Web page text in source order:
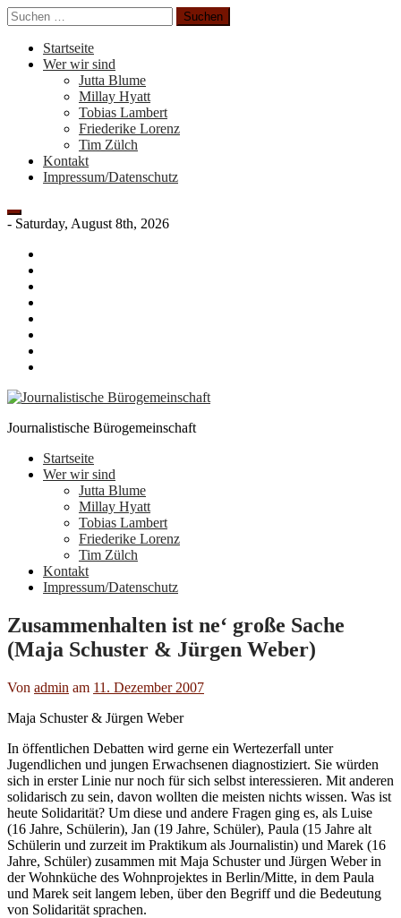
Zum
Inhalt
springen
Suchen
nach:
Startseite
Wer wir sind
Jutta Blume
Millay Hyatt
Tobias Lambert
Friederike Lorenz
Tim Zülch
Kontakt
Impressum/Datenschutz
- Saturday, August 8th, 2026
sind
Journalistische Bürogemeinschaft
Startseite
Wer wir sind
Jutta Blume
Millay Hyatt
Tobias Lambert
Friederike Lorenz
Tim Zülch
Kontakt
Impressum/Datenschutz
Zusammenhalten ist ne‘ große Sache
(Maja Schuster & Jürgen Weber)
Von admin am 11. Dezember 2007
Maja Schuster & Jürgen Weber
In öffentlichen Debatten wird gerne ein Wertezerfall unter
Jugendlichen und jungen Erwachsenen diagnostiziert. Sie würden
sich in erster Linie nur noch für sich selbst interessieren. Mit anderen
solidarisch zu sein, davon wollten die meisten nichts wissen. Was ist
heute Solidarität? Um diese und andere Fragen ging es, als Luise
(16 Jahre, Schülerin), Jan (19 Jahre, Schüler), Paula (15 Jahre alt
Schülerin und zurzeit im Praktikum als Journalistin) und Marek (16
Jahre, Schüler) zusammen mit Maja Schuster und Jürgen Weber in
der Wohnküche des Wohnprojektes in Berlin/Mitte, in dem Paula
und Marek seit langem leben, über den Begriff und die Bedeutung
von Solidarität sprachen.